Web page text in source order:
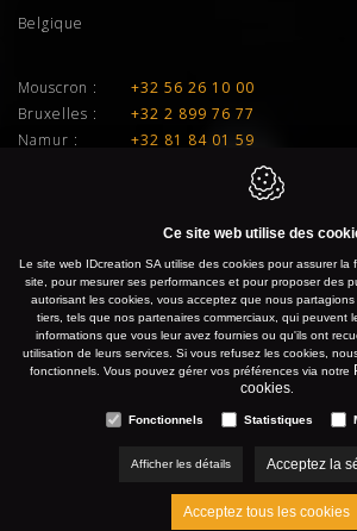
Belgique
Mouscron :
+32 56 26 10 00
Bruxelles :
+32 2 899 76 77
Namur :
+32 81 84 01 59
+32 4 277 01 33
info@idcreation.be
IDcreation 2026 Politique en
Politique de confidentialité
Ce site web utilise des
Le site web IDcreation SA utilise des cookies pour assurer la
site, pour mesurer ses performances et pour proposer des
autorisant les cookies, vous acceptez que nous
tiers, tels que nos partenaires commerciaux, qui peuvent
informations que vous leur avez fournies ou qu'ils ont
utilisation de leurs services. Si vous refusez les cookies,
fonctionnels. Vous pouvez gérer vos préférences via notre
cookies.
Fonctionnels Statistiques
Afficher les détails Acceptez la
Acceptez tous les cookies